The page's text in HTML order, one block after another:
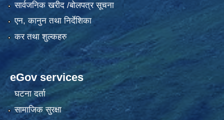
सार्वजनिक खरीद /बोलपत्र सूचना
एन, कानुन तथा निर्देशिका
कर तथा शुल्कहरु
eGov services
घटना दर्ता
सामाजिक सुरक्षा